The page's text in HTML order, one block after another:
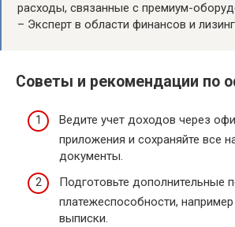
расходы, связанные с премиум-
– Эксперт в области финансов и
Советы и рекомендации по
Ведите учет доходов через
приложения и сохраняйте все
документы.
Подготовьте дополнительные
платежеспособности,
выписки.